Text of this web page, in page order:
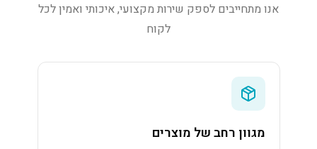
אנו מתחייבים לספק שירות מקצועי, איכותי ואמין לכל
לקוח
מגוון רחב של מוצרים